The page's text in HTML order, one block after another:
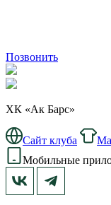
Позвонить
ХК «Ак Барс»
Сайт клуба
Мобильные